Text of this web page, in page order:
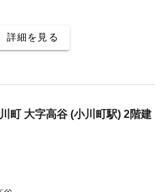
詳細を見る
町 大字高谷 (小川町駅) 2階建